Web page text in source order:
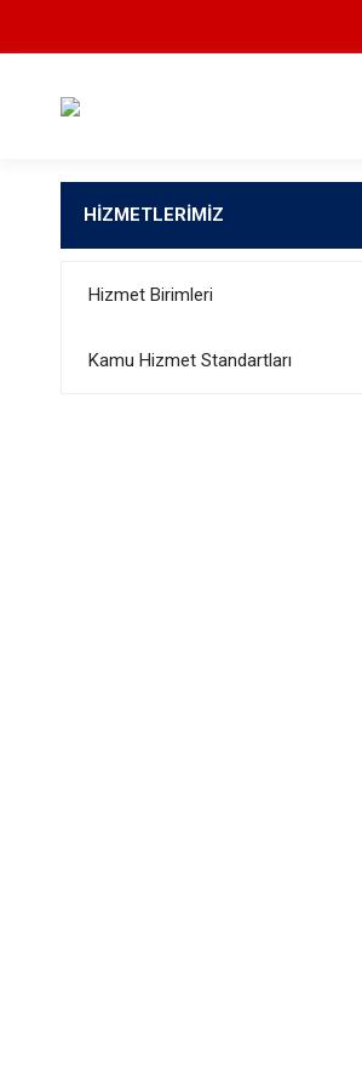
HİZMETLERİMİZ
Hizmet Birimleri
Kamu Hizmet Standartları